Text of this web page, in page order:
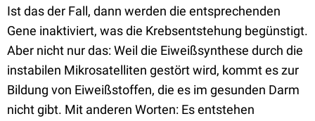
Ist das der Fall, dann werden die entsprechenden
Gene inaktiviert, was die Krebsentstehung begünstigt.
Aber nicht nur das: Weil die Eiweißsynthese durch die
instabilen Mikrosatelliten gestört wird, kommt es zur
Bildung von Eiweißstoffen, die es im gesunden Darm
nicht gibt. Mit anderen Worten: Es entstehen